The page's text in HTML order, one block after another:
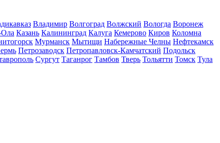
Владимир Волгоград Волжский Вологда Воронеж
Казань Калининград Калуга Кемерово Киров Коломна
Мурманск Мытищи Набережные Челны Нефтекамск
Петрозаводск Петропавловск-Камчатский Подольск
Сургут Таганрог Тамбов Тверь Тольятти Томск Тула